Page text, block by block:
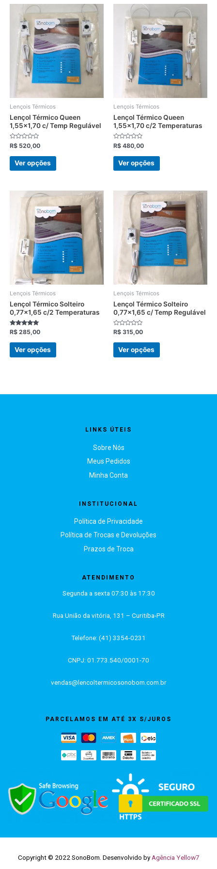
Lençois Térmicos
Lençol Térmico Queen
1,55×1,70 c/ Temp Regulável
Avaliação
0
de
R$ 520,00
Ver opções
produto
tem
várias
variantes.
As
opções
podem
na
página
Lençois Térmicos
Lençol Térmico Queen
1,55×1,70 c/2 Temperaturas
Avaliação
0
de
R$ 480,00
Ver opções
produto
tem
várias
variantes.
As
opções
podem
na
página
Lençois Térmicos
Lençol Térmico Solteiro
0,77×1,65 c/2 Temperaturas
Avaliação
5.00
de 5
R$ 285,00
Ver opções
produto
tem
várias
variantes.
As
opções
podem
na
página
Lençois Térmicos
Lençol Térmico Solteiro
0,77×1,65 c/ Temp Regulável
Avaliação
de
R$ 315,00
Ver opções
Este
produto
tem
várias
variantes.
As
opções
podem
na
página
LINKS ÚTEIS
Sobre Nós
Meus Pedidos
Minha Conta
INSTITUCIONAL
Política de Privacidade
Política de Trocas e Devoluções
Prazos de Troca
ATENDIMENTO
Segunda a sexta 07:30 às 17:30
Rua União da vitória, 131 – Curitiba-PR
Telefone: (41) 3354-0231
CNPJ: 01.773.540/0001-70
vendas@lencoltermicosonobom.com.br
PARCELAMOS EM ATÉ 3X S/JUROS
Copyright © 2022 SonoBom. Desenvolvido byAgência Yellow7